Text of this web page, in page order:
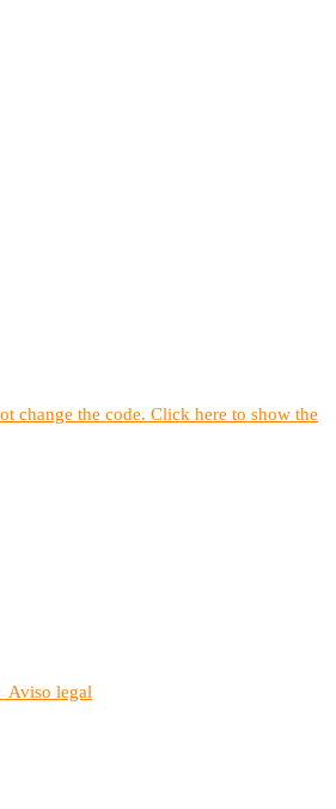
change the code. Click here to show the
Aviso legal